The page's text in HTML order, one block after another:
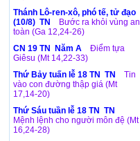
Thánh Lô-ren-xô, phó tế, tử đạo
(10/8) TN
Bước ra khỏi vùng an
toàn (Ga 12,24-26)
CN 19 TN Năm A
Điểm tựa
Giêsu (Mt 14,22-33)
Thứ Bảy tuấn lễ 18 TN TN
Tin
vào con đường thập giá (Mt
17,14-20)
Thứ Sáu tuần lễ 18 TN TN
Mệnh lệnh cho người môn đệ (Mt
16,24-28)